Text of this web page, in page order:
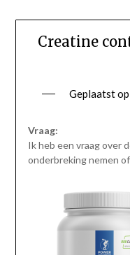
Creatine
Geplaatst op
Vraag:
Ik heb een vraag over
onderbreking nemen of